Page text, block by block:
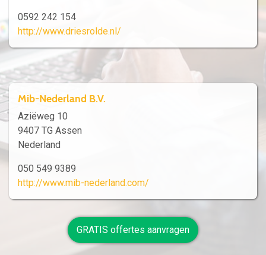
0592 242 154
http://www.driesrolde.nl/
Mib-Nederland B.V.
Aziëweg 10
9407 TG Assen
Nederland
050 549 9389
http://www.mib-nederland.com/
GRATIS offertes aanvragen